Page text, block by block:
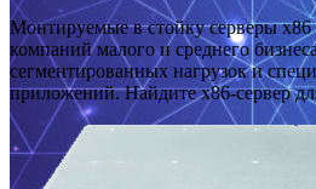
Монтируемые в стойку серверы x86
компаний малого и среднего
сегментированных нагрузок и
приложений. Найдите x86-сервер